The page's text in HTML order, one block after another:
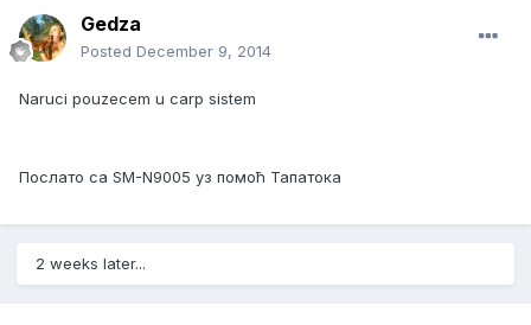
Gedza
Posted December 9, 2014
Naruci pouzecem u carp sistem
Послато са SM-N9005 уз помоћ Тапатока
2 weeks later...